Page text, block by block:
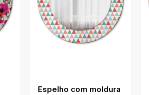
Espelho com moldura